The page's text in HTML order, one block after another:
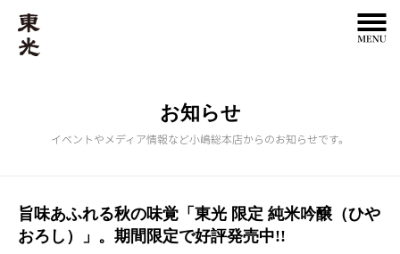
お知らせ
イベントやメディア情報など小嶋総本店からのお知らせです。
旨味あふれる秋の味覚「東光 限定 純米吟醸（ひや
おろし）」。期間限定で好評発売中!!